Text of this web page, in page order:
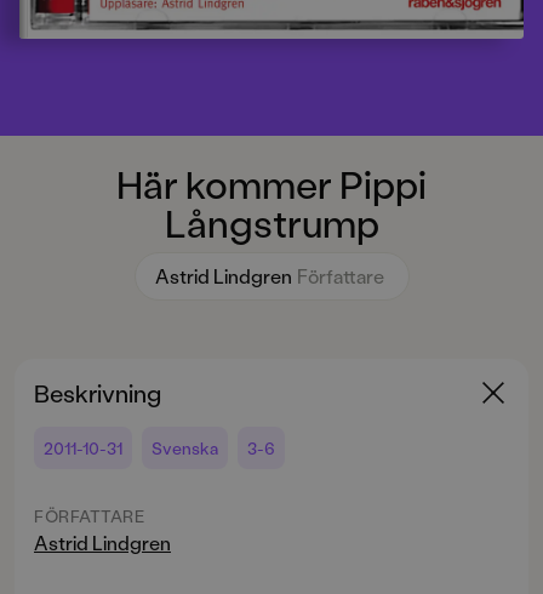
Här kommer Pippi
Långstrump
Astrid Lindgren Författare
Beskrivning
2011-10-31 Svenska 3-6
FÖRFATTARE
Astrid Lindgren